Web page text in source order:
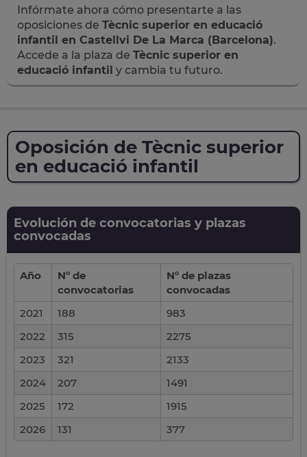
Infórmate ahora cómo presentarte a las
oposiciones de Tècnic superior en educació
infantil en Castellvi De La Marca (Barcelona).
Accede a la plaza de Tècnic superior en
educació infantil y cambia tu futuro.
Oposición de Tècnic superior
en educació infantil
Evolución de convocatorias y plazas
convocadas
Año
Nº de
convocatorias
Nº de plazas
convocadas
2021
188
983
2022
315
2275
2023
321
2133
2024
207
1491
2025
172
1915
2026
131 377